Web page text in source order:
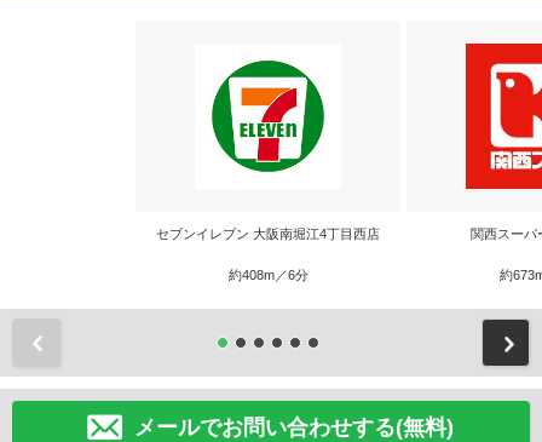
セブンイレブン 大阪南堀江4丁目西店
約408m／6分
関西スーパ
約
メールでお問い合わせする(無料)